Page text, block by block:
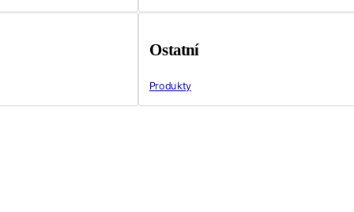
Ostatní
Produkty